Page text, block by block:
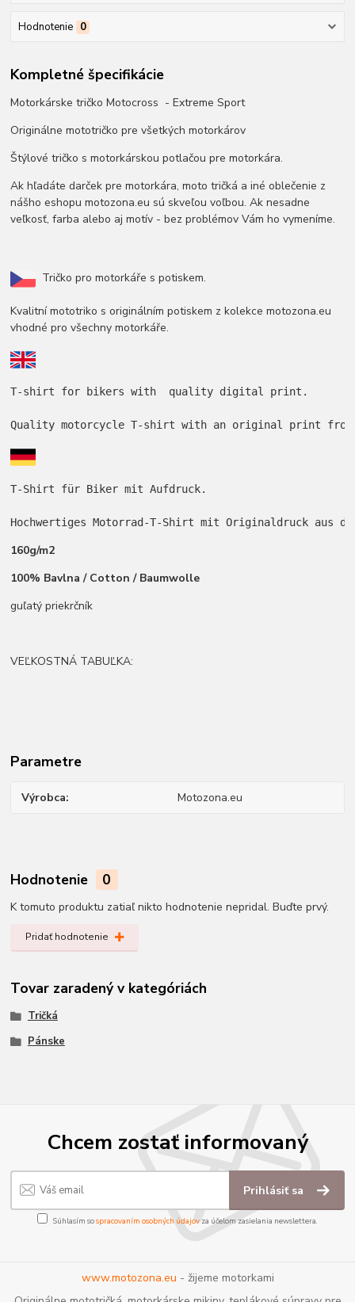
Hodnotenie 0
Kompletné špecifikácie
Motorkárske tričko Motocross - Extreme Sport
Originálne mototričko pre všetkých motorkárov
Štýlové tričko s motorkárskou potlačou pre motorkára.
Ak hľadáte darček pre motorkára, moto tričká a iné oblečenie z
nášho eshopu motozona.eu sú skveľou voľbou. Ak nesadne
veľkosť, farba alebo aj motív - bez problémov Vám ho vymeníme.
Tričko pro motorkáře s potiskem.
Kvalitní mototriko s originálním potiskem z kolekce motozona.eu
vhodné pro všechny motorkáře.
T-shirt for bikers with  quality digital print.
Quality motorcycle T-shirt with an original print
T-Shirt für Biker mit Aufdruck.
Hochwertiges Motorrad-T-Shirt mit Originaldruck aus
160g/m2
100% Bavlna / Cotton / Baumwolle
guľatý priekrčník
VEĽKOSTNÁ TABUĽKA:
Parametre
Výrobca Motozona.eu
Hodnotenie 0
K tomuto produktu zatiaľ nikto hodnotenie nepridal. Buďte prvý.
Pridať hodnotenie
Tovar zaradený v kategóriách
Tričká
Pánske
Chcem zostať informovaný
Prihlásiť sa
Súhlasím sospracovaním osobných údajov za účelom zasielania newslettera.
www.motozona.eu - žijeme motorkami